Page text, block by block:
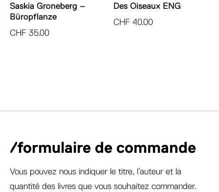
Saskia Groneberg –
Büropflanze
CHF 35.00
Des Oiseaux ENG
CHF 40.00
/formulaire de commande
Vous pouvez nous indiquer le titre, l’auteur et la
quantité des livres que vous souhaitez commander.